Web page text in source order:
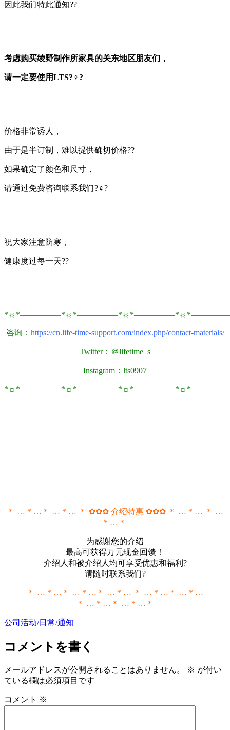
因此我们特此通知??
考虑购买绫野制作所家具的关东地区朋友们，
请一定要使用LTS?‍♀️?
价格非常诱人，
由于是半订制，难以提供确切价格??
如果确定了颜色和尺寸，
请通过免费咨询联系我们?‍♀️?
祝大家注意防寒，
健康度过每一天??
咨询： https://cn.life-time-support.com/index.php/contact-materials/
Twitter：＠lifetime_s
Instagram：lts0907
＊ … * …＊ … * … ＊ ✿✿✿ 介绍特惠 ✿✿✿ ＊ … * … ＊ …
* …＊
为感谢您的介绍
最高可获得万元现金回馈！
介绍人和被介绍人均可享受优惠和福利?
请随时联系我们?
＊ … * …＊ … * …＊ … * … ＊ … * …＊ … * …
＊ … * …＊ … * …＊
公司活动/日常/通知
コメントを書く
メールアドレスが公開されることはありません。 ※ が付い
ている欄は必須項目です
コメント ※